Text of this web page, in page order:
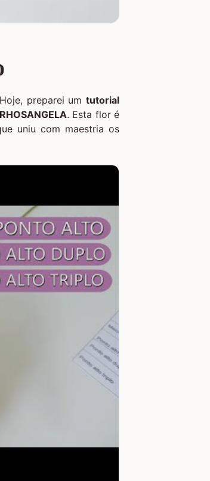
preparei um tutorial
. Esta flor é
uniu com maestria os